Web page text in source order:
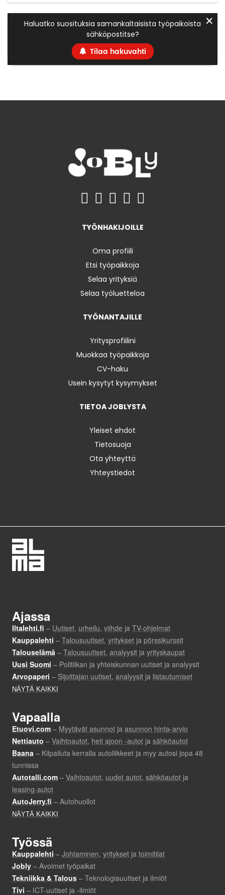
Haluatko suosituksia samankaltaisista työpaikoista
sähköpostitse?
Tilaa hakuvahti
✕
TYÖNHAKIJOILLE
Oma profiili
Etsi työpaikkoja
Selaa yrityksiä
Selaa työluetteloa
TYÖNANTAJILLE
Yritysprofiilini
Muokkaa työpaikkoja
CV-haku
Usein kysytyt kysymykset
TIETOA JOBLYSTA
Yleiset ehdot
Tietosuoja
Ota yhteyttä
Yhteystiedot